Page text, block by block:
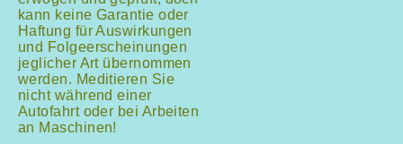
kann keine Garantie oder
Haftung für Auswirkungen
und Folgeerscheinungen
jeglicher Art übernommen
werden. Meditieren Sie
nicht während einer
Autofahrt oder bei Arbeiten
an Maschinen!